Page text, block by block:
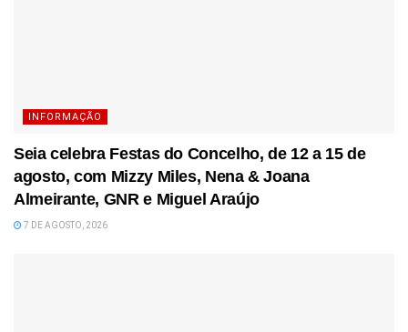
INFORMAÇÃO
Seia celebra Festas do Concelho, de 12 a 15 de
agosto, com Mizzy Miles, Nena & Joana
Almeirante, GNR e Miguel Araújo
7 DE AGOSTO, 2026